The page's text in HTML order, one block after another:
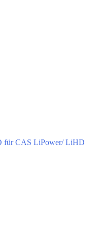
für CAS LiPower/ LiHD